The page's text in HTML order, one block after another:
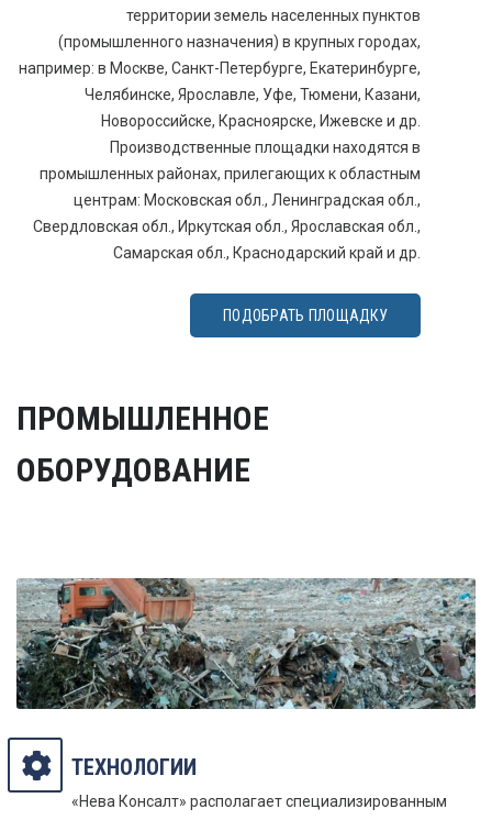
ТЕХНОЛОГИИ
«Нева Консалт» располагает специализированным
ПОДОБРАТЬ ПЛОЩАДКУ
ПРОМЫШЛЕННОЕ
ОБОРУДОВАНИЕ
территории земель населенных пунктов
(промышленного назначения) в крупных городах,
например: в Москве, Санкт-Петербурге, Екатеринбурге,
Челябинске, Ярославле, Уфе, Тюмени, Казани,
Новороссийске, Красноярске, Ижевске и др.
Производственные площадки находятся в
промышленных районах, прилегающих к областным
центрам: Московская обл., Ленинградская обл.,
Свердловская обл., Иркутская обл., Ярославская обл.,
Самарская обл., Краснодарский край и др.